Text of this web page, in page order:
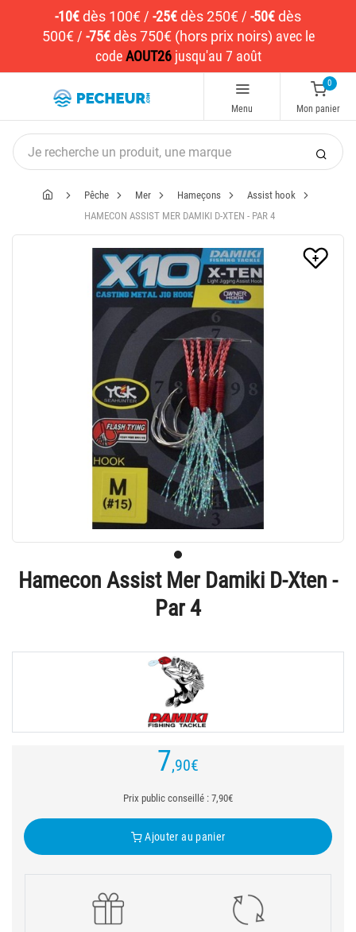
-10€dès 100€ / -25€dès 250€ / -50€dès
500€/ -75€ dès 750€ (hors prix noirs) avec le
codeAOUT26jusqu'au 7 août
Menu
0
Mon panier
Pêche Mer Hameçons
Assist hook
HAMECON ASSIST MER DAMIKI D-XTEN - PAR 4
Hamecon Assist Mer Damiki D-Xten -
Par 4
7,90€
Prix public conseillé : 7,90€
Ajouter au panier